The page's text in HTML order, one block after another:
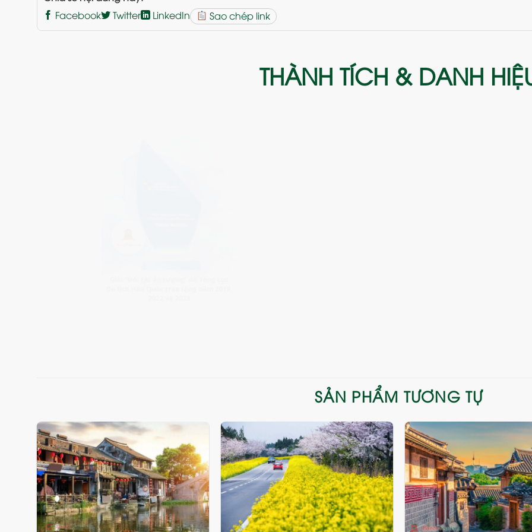
Facebook
Twitter LinkedIn Sao chép link
THÀNH TÍCH & DANH
SẢN PHẨM TƯƠNG TỰ
Add
to
wishlist
Add
to
wishlist